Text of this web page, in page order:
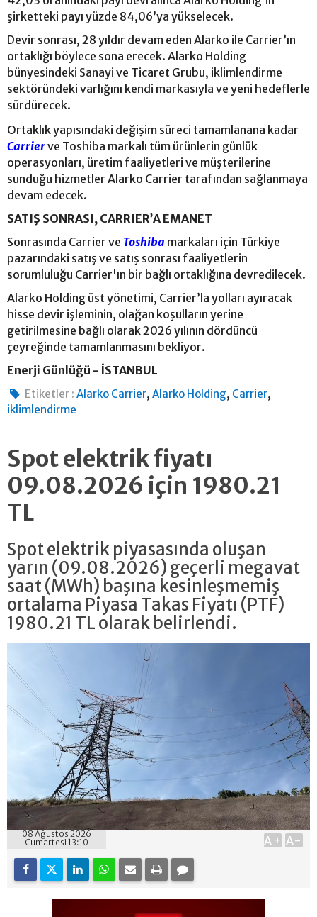
şirketteki payı yüzde 84,06’ya yükselecek.
Devir sonrası, 28 yıldır devam eden Alarko ile Carrier’ın
ortaklığı böylece sona erecek. Alarko Holding
bünyesindeki Sanayi ve Ticaret Grubu, iklimlendirme
sektöründeki varlığını kendi markasıyla ve yeni hedeflerle
sürdürecek.
Ortaklık yapısındaki değişim süreci tamamlanana kadar
Carrierve Toshiba markalı tüm ürünlerin günlük
operasyonları, üretim faaliyetleri ve müşterilerine
sunduğu hizmetler Alarko Carrier tarafından sağlanmaya
devam edecek.
SATIŞ SONRASI, CARRIER’A EMANET
Sonrasında Carrier ve Toshiba markaları için Türkiye
pazarındaki satış ve satış sonrası faaliyetlerin
sorumluluğu Carrier'ın bir bağlı ortaklığına devredilecek.
Alarko Holding üst yönetimi, Carrier’la yolları ayıracak
hisse devir işleminin, olağan koşulların yerine
getirilmesine bağlı olarak 2026 yılının dördüncü
çeyreğinde tamamlanmasını bekliyor.
Enerji Günlüğü - İSTANBUL
Etiketler : Alarko Carrier,Alarko Holding, Carrier,
iklimlendirme
Spot elektrik fiyatı
09.08.2026 için 1980.21
TL
Spot elektrik piyasasında oluşan
yarın (09.08.2026) geçerli megavat
saat (MWh) başına kesinleşmemiş
ortalama Piyasa Takas Fiyatı (PTF)
1980.21 TL olarak belirlendi.
08 Ağustos 2026
Cumartesi 13:10
A+ A-